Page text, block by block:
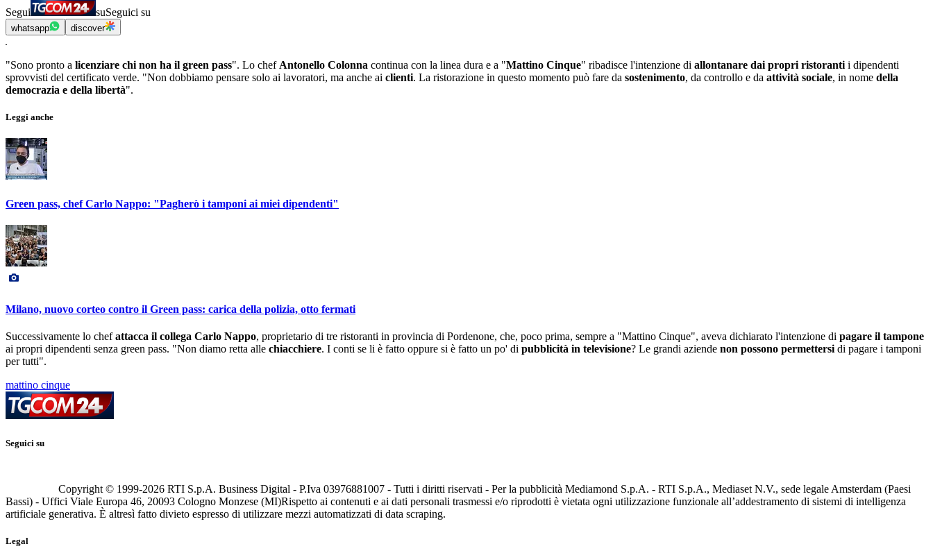
Segui suSeguici su
whatsapp discover
"Sono pronto a licenziare chi non ha il green pass". Lo chef Antonello Colonna continua con la linea dura e a "Mattino Cinque" ribadisce l'intenzione di allontanare dai propri ristoranti i dipendenti
sprovvisti del certificato verde. "Non dobbiamo pensare solo ai lavoratori, ma anche ai clienti. La ristorazione in questo momento può fare da sostenimento, da controllo e da attività sociale, in nome della
democrazia e della libertà".
Leggi anche
Green pass, chef Carlo Nappo: "Pagherò i tamponi ai miei dipendenti"
Milano, nuovo corteo contro il Green pass: carica della polizia, otto fermati
Successivamente lo chefattacca il collega Carlo Nappo, proprietario di tre ristoranti in provincia di Pordenone, che, poco prima, sempre a "Mattino Cinque", aveva dichiarato l'intenzione di pagare il tampone
ai propri dipendenti senza green pass. "Non diamo retta alle chiacchiere. I conti se li è fatto oppure si è fatto un po' di pubblicità in televisione? Le grandi aziende non possono permettersidi pagare i tamponi
per tutti".
mattino cinque
Seguici su
Copyright © 1999-2026 RTI S.p.A. Business Digital - P.Iva 03976881007 - Tutti i diritti riservati - Per la pubblicità Mediamond S.p.A. - RTI S.p.A., Mediaset N.V., sede legale Amsterdam (Paesi
Bassi) - Uffici Viale Europa 46, 20093 Cologno Monzese (MI)Rispetto ai contenuti e ai dati personali trasmessi e/o riprodotti è vietata ogni utilizzazione funzionale all’addestramento di sistemi di intelligenza
artificiale generativa. È altresì fatto divieto espresso di utilizzare mezzi automatizzati di data scraping.
Legal